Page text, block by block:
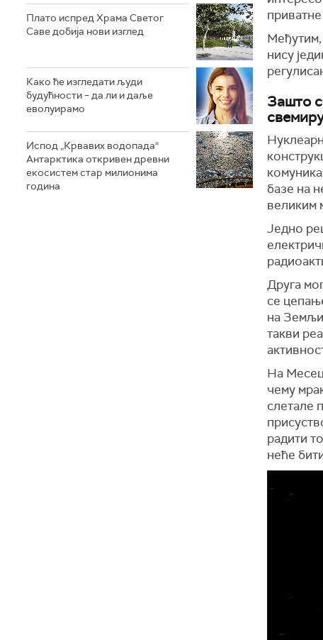
Плато испред Храма Светог
Саве добија нови изглед
Како ће изгледати људи
будућности – да ли и даље
еволуирамо
Испод „Крвавих водопада“
Антарктика откривен древни
екосистем стар милионима
година
нису
Зашто
свемиру
базе на
великим
Једно
Друга
се
на
такви
На
чему
слетале
радити
неће